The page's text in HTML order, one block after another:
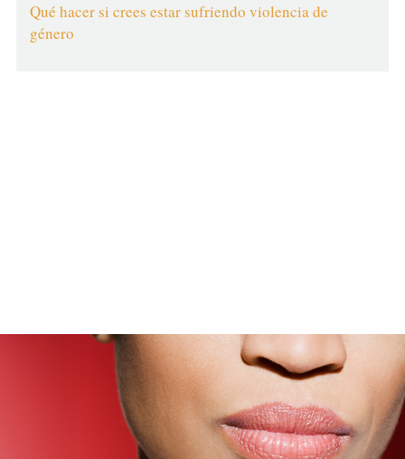
Qué hacer si crees estar sufriendo violencia de
género